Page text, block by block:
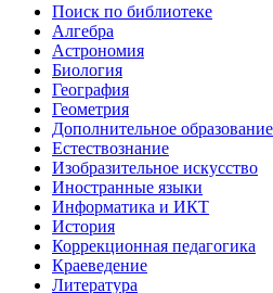
Поиск по библиотеке
Алгебра
Астрономия
Биология
География
Геометрия
Дополнительное образование
Естествознание
Изобразительное искусство
Иностранные языки
Информатика и ИКТ
История
Коррекционная педагогика
Краеведение
Литература